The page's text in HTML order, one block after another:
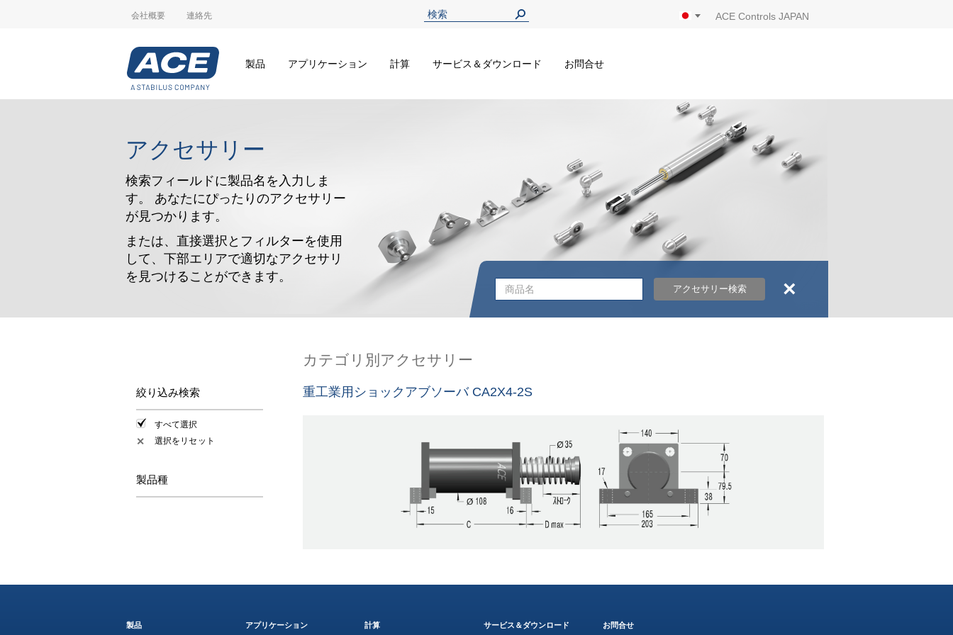
会社概要 連絡先 ACE Controls JAPAN
製品 アプリケーション 計算 サービス＆ダウンロード お問合せ
アクセサリー
検索フィールドに製品名を入力しま
す。 あなたにぴったりのアクセサリー
が見つかります。
または、直接選択とフィルターを使用
して、下部エリアで適切なアクセサリ
を見つけることができます。
アクセサリー検索 ×
絞り込み検索
すべて選択
✕ 選択をリセット
製品種
カテゴリ別アクセサリー
重工業用ショックアブソーバ CA2X4-2S
製品 アプリケーション 計算 サービス＆ダウンロード お問合せ